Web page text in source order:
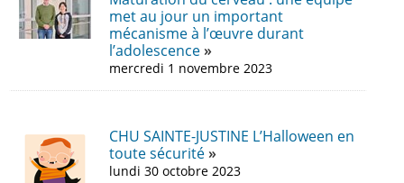
met au jour un important
mécanisme à l’œuvre durant
l’adolescence
mercredi 1 novembre 2023
CHU SAINTE-JUSTINE L’Halloween en
toute sécurité
lundi 30 octobre 2023